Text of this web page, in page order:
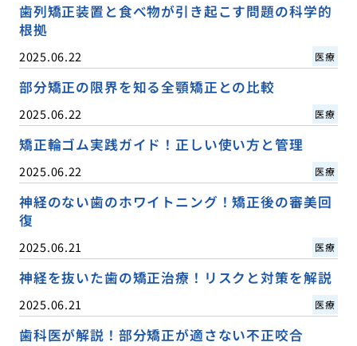
歯列矯正装置と食べ物が引き起こす問題の科学的
根拠
2025.06.22 医療
部分矯正の限界を知る全顎矯正との比較
2025.06.22 医療
矯正輪ゴム実践ガイド！正しい使い方と管理
2025.06.22 医療
神経のない歯のホワイトニング！矯正後の審美回
復
2025.06.21 医療
神経を抜いた歯の矯正治療！リスクと対策を解説
2025.06.21 医療
歯科医が解説！部分矯正が適さない不正咬合